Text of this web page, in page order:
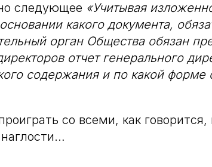
следующее «Учитывая
какого документа,
орган Общества обязан
отчет генерального
содержания и по какой
со всеми, как